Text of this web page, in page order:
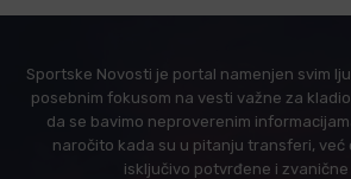
Sportske Novosti je portal namenjen svim
posebnim fokusom na vesti važne za
da se bavimo neproverenim
naročito kada su u pitanju transferi, već
isključivo potvrđene i zvanične